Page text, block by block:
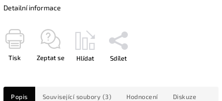
Detailní informace
Tisk Zeptat se Hlídat Sdílet
Popis Související soubory (3) Hodnocení Diskuze